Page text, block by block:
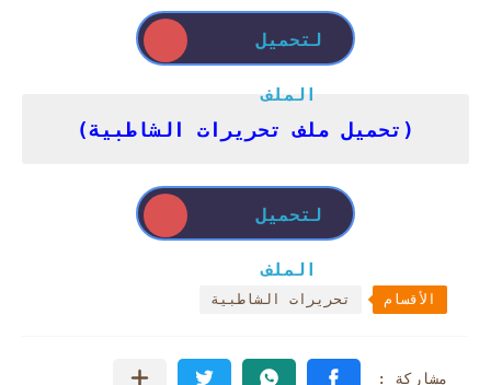
لتحميل
الملف
(تحميل ملف تحريرات الشاطبية)
لتحميل
الملف
الأقسام تحريرات الشاطبية